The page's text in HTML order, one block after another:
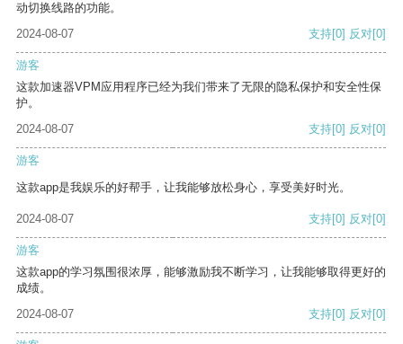
动切换线路的功能。
2024-08-07
支持[0] 反对[0]
游客
这款加速器VPM应用程序已经为我们带来了无限的隐私保护和安全性保
护。
2024-08-07
支持[0] 反对[0]
游客
这款app是我娱乐的好帮手，让我能够放松身心，享受美好时光。
2024-08-07 支持[0] 反对[0]
游客
这款app的学习氛围很浓厚，能够激励我不断学习，让我能够取得更好的
成绩。
2024-08-07
支持[0] 反对[0]